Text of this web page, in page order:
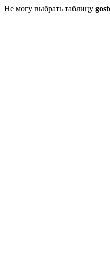
Не могу выбрать таблицу